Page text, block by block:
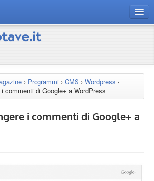
› Programmi › CMS › Wordpress ›
i commenti di Google+ a WordPress
i commenti di Google+ a